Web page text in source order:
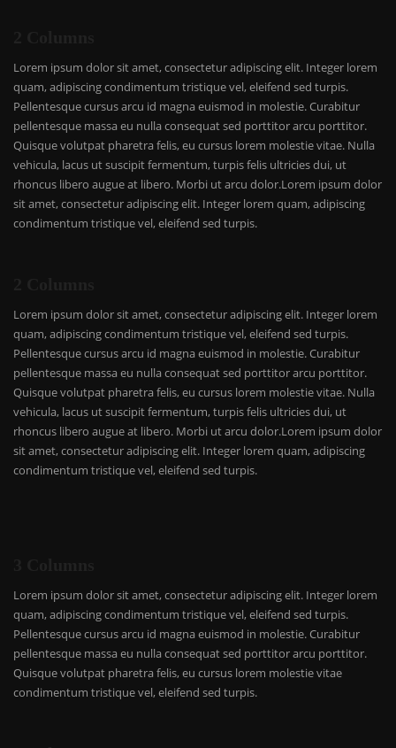
Lorem ipsum dolor sit amet, consectetur adipiscing elit. Integer lorem
quam, adipiscing condimentum tristique vel, eleifend sed turpis.
Pellentesque cursus arcu id magna euismod in molestie. Curabitur
pellentesque massa eu nulla consequat sed porttitor arcu porttitor.
Quisque volutpat pharetra felis, eu cursus lorem molestie vitae. Nulla
vehicula, lacus ut suscipit fermentum, turpis felis ultricies dui, ut
rhoncus libero augue at libero. Morbi ut arcu dolor.Lorem ipsum dolor
sit amet, consectetur adipiscing elit. Integer lorem quam, adipiscing
condimentum tristique vel, eleifend sed turpis.
Lorem ipsum dolor sit amet, consectetur adipiscing elit. Integer lorem
quam, adipiscing condimentum tristique vel, eleifend sed turpis.
Pellentesque cursus arcu id magna euismod in molestie. Curabitur
pellentesque massa eu nulla consequat sed porttitor arcu porttitor.
Quisque volutpat pharetra felis, eu cursus lorem molestie vitae. Nulla
vehicula, lacus ut suscipit fermentum, turpis felis ultricies dui, ut
rhoncus libero augue at libero. Morbi ut arcu dolor.Lorem ipsum dolor
sit amet, consectetur adipiscing elit. Integer lorem quam, adipiscing
condimentum tristique vel, eleifend sed turpis.
Lorem ipsum dolor sit amet, consectetur adipiscing elit. Integer lorem
quam, adipiscing condimentum tristique vel, eleifend sed turpis.
Pellentesque cursus arcu id magna euismod in molestie. Curabitur
pellentesque massa eu nulla consequat sed porttitor arcu porttitor.
Quisque volutpat pharetra felis, eu cursus lorem molestie vitae
condimentum tristique vel, eleifend sed turpis.